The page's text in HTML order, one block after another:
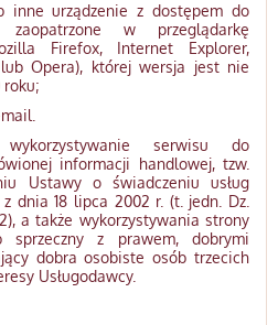
inne urządzenie z dostępem do
w przeglądarkę
Firefox, Internet Explorer,
Opera), której wersja jest nie
roku;
serwisu do
informacji handlowej, tzw.
Ustawy o świadczeniu usług
dnia 18 lipca 2002 r. (t. jedn. Dz.
a także wykorzystywania strony
z prawem, dobrymi
dobra osobiste osób trzecich
Usługodawcy.